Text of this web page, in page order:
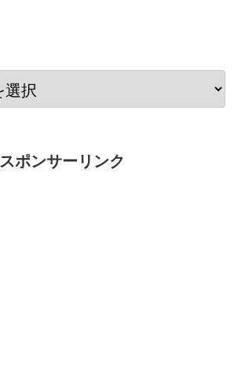
スポンサーリンク